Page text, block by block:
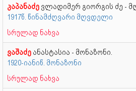
კაპანაძე ვლადიმერ გიორგის ძე -
1917წ. წინამძღვარი მღვდელი
სრულად ნახვა
ვაშაძე ანასტასია - მონაზონი.
1920-იანიწ. მონაზონი
სრულად ნახვა